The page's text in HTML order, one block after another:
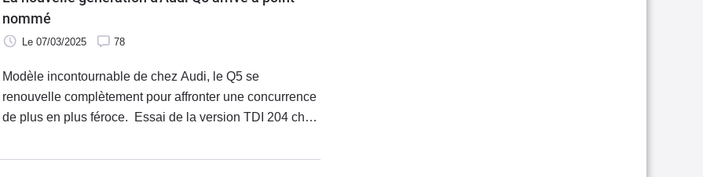
finition haute S Line.
nommé
Le 07/03/2025 78
Modèle incontournable de chez Audi, le Q5 se
renouvelle complètement pour affronter une concurrence
de plus en plus féroce. Essai de la version TDI 204 ch